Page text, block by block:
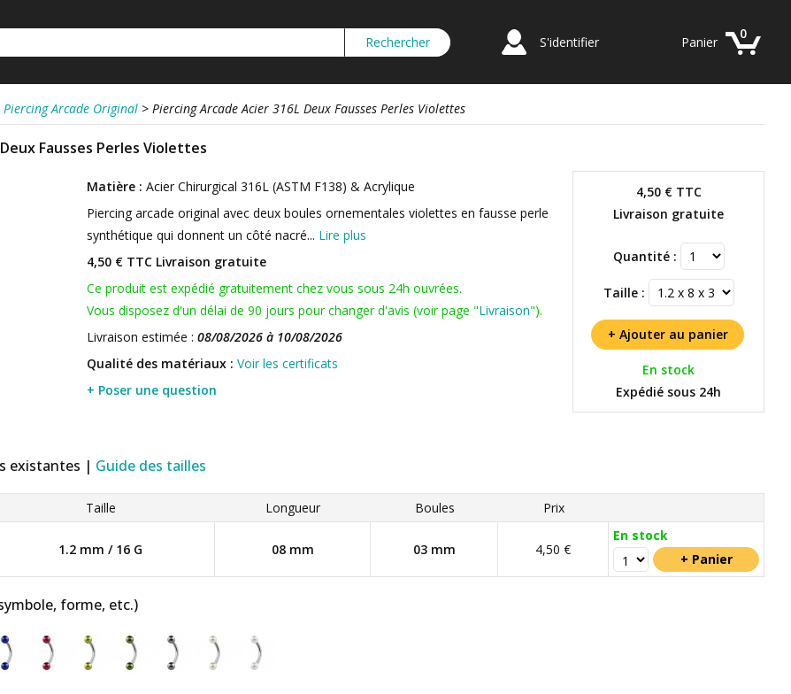
S'identifier
0
Panier
Piercing Arcade Original > Piercing Arcade Acier 316L Deux Fausses Perles Violettes
Fausses Perles Violettes
4,50 €TTC
Livraison gratuite
Quantité :
Taille :
En stock
Expédié sous 24h
Matière : Acier Chirurgical 316L (ASTM F138) & Acrylique
Piercing arcade original avec deux boules ornementales violettes en fausse perle
synthétique qui donnent un côté nacré... Lire plus
4,50 € TTC Livraison gratuite
Ce produit est expédié gratuitement chez vous sous 24h ouvrées.
Vous disposez d'un délai de 90 jours pour changer d'avis (voir page "Livraison").
Livraison estimée : 08/08/2026 à 10/08/2026
Qualité des matériaux : Voir les certificats
+ Poser une question
existantes | Guide des tailles
Taille Longueur Boules Prix
1.2 mm / 16 G 08 mm 03 mm 4,50 €
En stock
forme, etc.)